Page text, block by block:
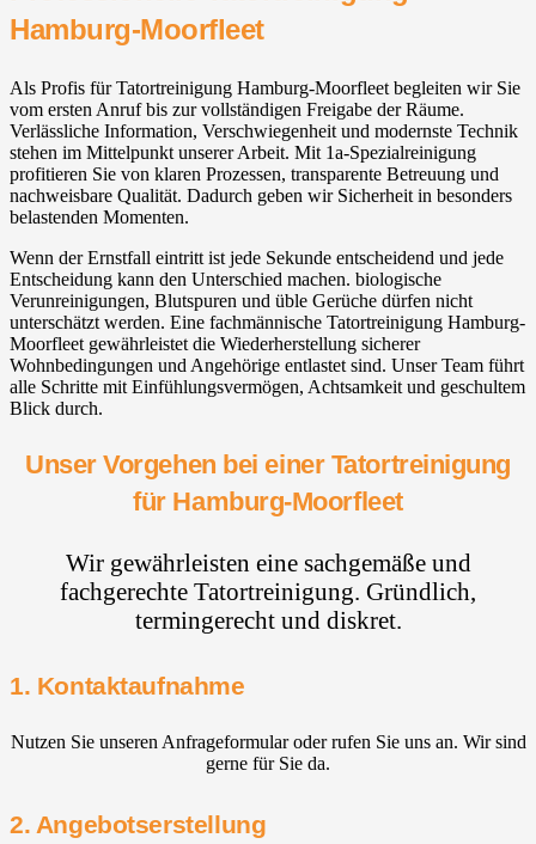
Hamburg-Moorfleet
Als Profis für Tatortreinigung Hamburg-Moorfleet begleiten wir Sie
vom ersten Anruf bis zur vollständigen Freigabe der Räume.
Verlässliche Information, Verschwiegenheit und modernste Technik
stehen im Mittelpunkt unserer Arbeit. Mit 1a-Spezialreinigung
profitieren Sie von klaren Prozessen, transparente Betreuung und
nachweisbare Qualität. Dadurch geben wir Sicherheit in besonders
belastenden Momenten.
Wenn der Ernstfall eintritt ist jede Sekunde entscheidend und jede
Entscheidung kann den Unterschied machen. biologische
Verunreinigungen, Blutspuren und üble Gerüche dürfen nicht
unterschätzt werden. Eine fachmännische Tatortreinigung Hamburg-
Moorfleet gewährleistet die Wiederherstellung sicherer
Wohnbedingungen und Angehörige entlastet sind. Unser Team führt
alle Schritte mit Einfühlungsvermögen, Achtsamkeit und geschultem
Blick durch.
Unser Vorgehen bei einer Tatortreinigung
für Hamburg-Moorfleet
Wir gewährleisten eine sachgemäße und
fachgerechte Tatortreinigung. Gründlich,
termingerecht und diskret.
1. Kontaktaufnahme
Nutzen Sie unseren Anfrageformular oder rufen Sie uns an. Wir sind
gerne für Sie da.
2. Angebotserstellung